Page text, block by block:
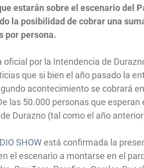
estarán sobre el escenario del
la posibilidad de cobrar una
por persona.
por la Intendencia de
que si bien el año pasado la
acontecimiento se cobrará
las 50.000 personas que esperan
Durazno (tal como el año
SHOW está confirmada la
el escenario a montarse en el